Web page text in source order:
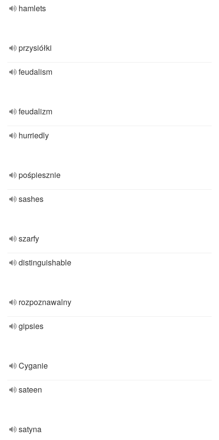
hamlets
przysiółki
feudalism
feudalizm
hurriedly
pośpiesznie
sashes
szarfy
distinguishable
rozpoznawalny
gipsies
Cyganie
sateen
satyna